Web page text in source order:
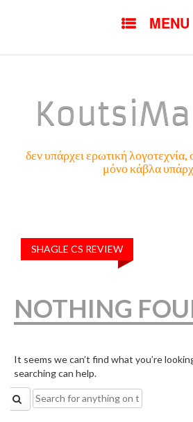
MENU
δεν υπάρχει ερωτική
μόνο κάβλα
SHAGLE CS REVIEW
NOTHING
It seems we can’t find what you’re
searching can help.
Search
for: